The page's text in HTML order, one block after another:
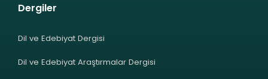
Dergiler
Dil ve Edebiyat Dergisi
Dil ve Edebiyat Araştırmalar Dergisi